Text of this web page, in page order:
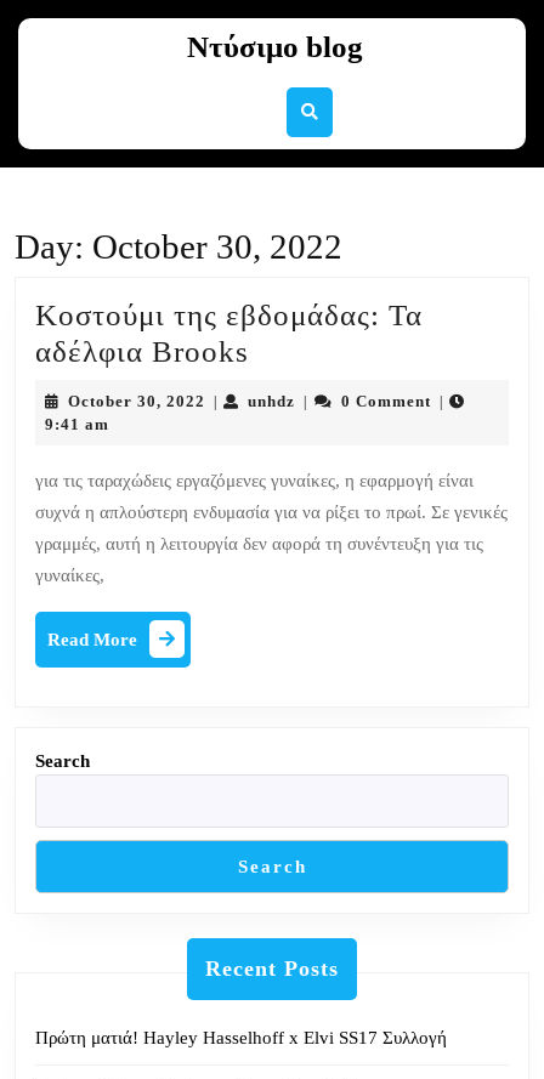
Ντύσιμο blog
Day: October 30, 2022
Κοστούμι της εβδομάδας: Τα
αδέλφια Brooks
αδέλφια
Brooks
October 30, 2022 Octoberunhdz unhdz0 Comment
9:41 am
για τις ταραχώδεις εργαζόμενες γυναίκες, η εφαρμογή είναι
συχνά η απλούστερη ενδυμασία για να ρίξει το πρωί. Σε γενικές
γραμμές, αυτή η λειτουργία δεν αφορά τη συνέντευξη για τις
γυναίκες,
Read More
More
Search
Search
Recent Posts
Πρώτη ματιά! Hayley Hasselhoff x Elvi SS17 Συλλογή